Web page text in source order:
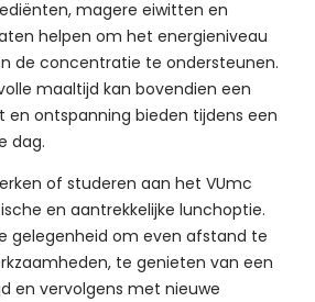
magere eiwitten en
helpen om het energieniveau
de concentratie te ondersteunen.
maaltijd kan bovendien een
ontspanning bieden tijdens een
dag.
of studeren aan het VUmc
en aantrekkelijke lunchoptie.
gelegenheid om even afstand te
te genieten van een
en vervolgens met nieuwe